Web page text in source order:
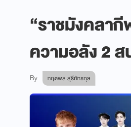
“ราชมังคลา
ความอลัง 2
By กฤตพล สุธีภัทรกุล